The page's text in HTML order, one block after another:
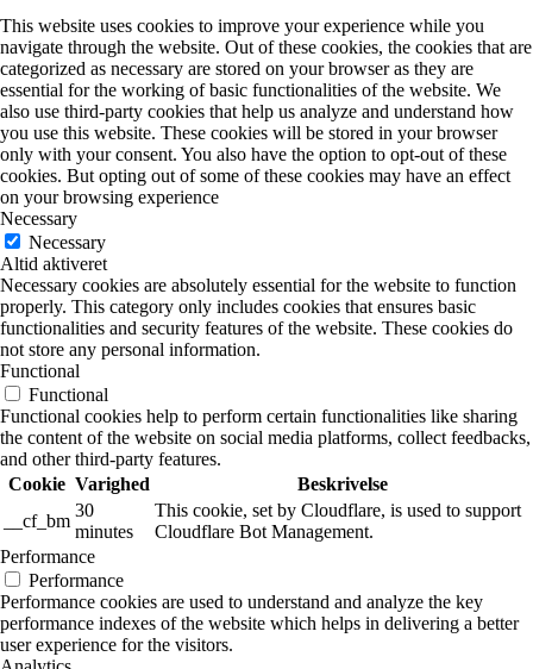
This website uses cookies to improve your experience while you
navigate through the website. Out of these cookies, the cookies that are
categorized as necessary are stored on your browser as they are
essential for the working of basic functionalities of the website. We
also use third-party cookies that help us analyze and understand how
you use this website. These cookies will be stored in your browser
only with your consent. You also have the option to opt-out of these
cookies. But opting out of some of these cookies may have an effect
on your browsing experience
Necessary
Necessary
Altid aktiveret
Necessary cookies are absolutely essential for the website to function
properly. This category only includes cookies that ensures basic
functionalities and security features of the website. These cookies do
not store any personal information.
Functional
Functional
Functional cookies help to perform certain functionalities like sharing
the content of the website on social media platforms, collect feedbacks,
and other third-party features.
Cookie Varighed
Beskrivelse
__cf_bm
30
minutes
This cookie, set by Cloudflare, is used to support
Cloudflare Bot Management.
Performance
Performance
Performance cookies are used to understand and analyze the key
performance indexes of the website which helps in delivering a better
user experience for the visitors.